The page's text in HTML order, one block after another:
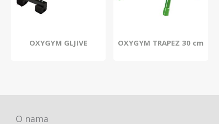
OXYGYM GLJIVE OXYGYM TRAPEZ 30 cm
O nama